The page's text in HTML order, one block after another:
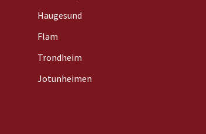
Haugesund
Flam
Trondheim
Jotunheimen